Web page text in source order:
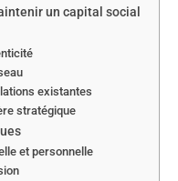
un capital social
existantes
stratégique
et personnelle